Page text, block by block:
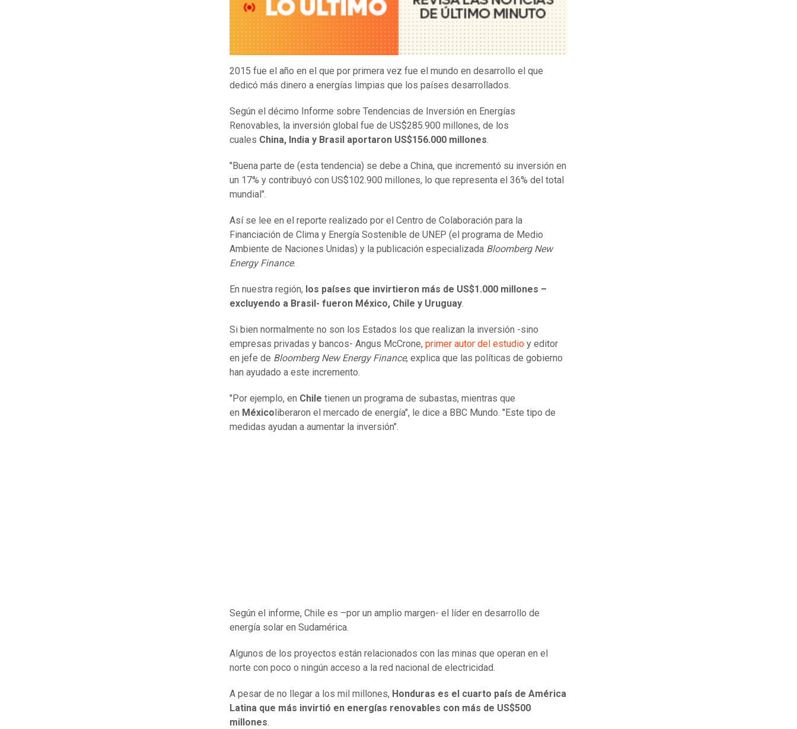
2015 fue el año en el que por primera vez fue el mundo en desarrollo el que
dedicó más dinero a energías limpias que los países desarrollados.
Según el décimo Informe sobre Tendencias de Inversión en Energías
Renovables, la inversión global fue de US$285.900 millones, de los
cuales China, India y Brasil aportaron US$156.000 millones.
"Buena parte de (esta tendencia) se debe a China, que incrementó su inversión en
un 17% y contribuyó con US$102.900 millones, lo que representa el 36% del total
mundial".
Así se lee en el reporte realizado por el Centro de Colaboración para la
Financiación de Clima y Energía Sostenible de UNEP (el programa de Medio
Ambiente de Naciones Unidas) y la publicación especializada Bloomberg New
Energy Finance.
En nuestra región, los países que invirtieron más de US$1.000 millones –
excluyendo a Brasil- fueron México, Chile y Uruguay.
Si bien normalmente no son los Estados los que realizan la inversión -sino
empresas privadas y bancos- Angus McCrone, primer autor del estudio y editor
en jefe de Bloomberg New Energy Finance, explica que las políticas de gobierno
han ayudado a este incremento.
"Por ejemplo, en Chile tienen un programa de subastas, mientras que
en México liberaron el mercado de energía", le dice a BBC Mundo. "Este tipo de
medidas ayudan a aumentar la inversión".
Según el informe, Chile es –por un amplio margen- el líder en desarrollo de
energía solar en Sudamérica.
Algunos de los proyectos están relacionados con las minas que operan en el
norte con poco o ningún acceso a la red nacional de electricidad.
A pesar de no llegar a los mil millones, Honduras es el cuarto país de América
Latina que más invirtió en energías renovables con más de US$500
millones.